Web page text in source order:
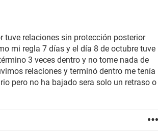
tuve relaciones sin protección posterior
mi regla 7 días y el día 8 de octubre tuve
3 veces dentro y no tome nada de
relaciones y terminó dentro me tenía
pero no ha bajado sera solo un retraso o